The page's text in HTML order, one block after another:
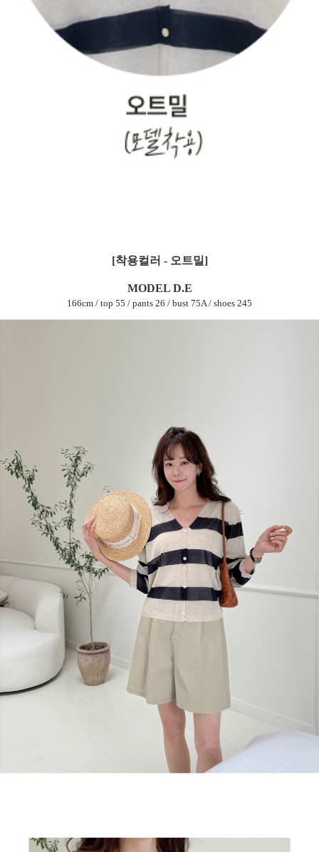
[착용컬러 - 오트밀]
MODEL D.E
166cm / top 55 / pants 26 / bust 75A / shoes 245